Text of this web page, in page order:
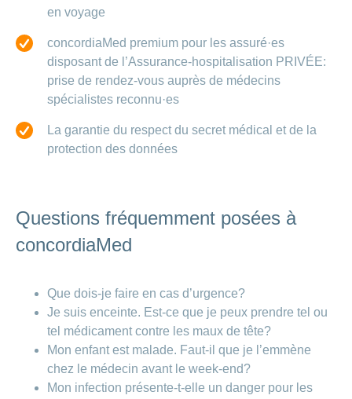
en voyage
concordiaMed premium pour les assuré·es
disposant de l’Assurance-hospitalisation PRIVÉE:
prise de rendez-vous auprès de médecins
spécialistes reconnu·es
La garantie du respect du secret médical et de la
protection des données
Questions fréquemment posées à
concordiaMed
Que dois-je faire en cas d’urgence?
Je suis enceinte. Est-ce que je peux prendre tel ou
tel médicament contre les maux de tête?
Mon enfant est malade. Faut-il que je l’emmène
chez le médecin avant le week-end?
Mon infection présente-t-elle un danger pour les